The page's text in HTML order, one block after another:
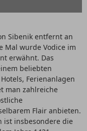
Sibenik entfernt an
Mal wurde Vodice im
erwähnt. Das
beliebten
Ferienanlagen
man zahlreiche
Flair anbieten.
ist insbesondere die